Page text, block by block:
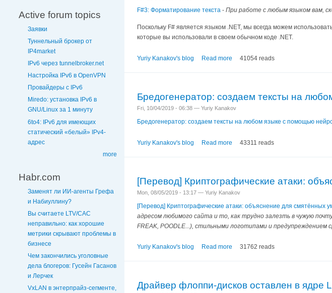
Active forum topics
Заявки
Туннельный брокер от
IP4market
IPv6 через tunnelbroker.net
Настройка IPv6 в OpenVPN
Провайдеры с IPv6
Miredo: установка IPv6 в
GNU/Linux за 1 минуту
6to4: IPv6 для имеющих
статический «белый» IPv4-
адрес
more
Habr.com
Заменят ли ИИ-агенты Грефа
и Набиуллину?
Вы считаете LTV/CAC
неправильно: как хорошие
метрики скрывают проблемы в
бизнесе
Чем закончились уголовные
дела блогеров: Гусейн Гасанов
и Лерчек
VxLAN в энтерпрайз-сегменте,
F#3: Форматирование текста - При работе с любым языком вам,
Поскольку F# является языком .NET, мы всегда можем
которые вы использовали в своем обычном коде .NET.
Yuriy Kanakov's blog Read more 41054 reads
Бредогенератор: создаем тексты на
Fri, 10/04/2019 - 06:38 — Yuriy Kanakov
Бредогенератор: создаем тексты на любом языке с помощью
Yuriy Kanakov's blog Read more 43311 reads
[Перевод] Криптографические атаки:
Mon, 08/05/2019 - 13:17 — Yuriy Kanakov
[Перевод] Криптографические атаки: объяснение для смятённых
адресом любимого сайта и то, как трудно залезть в чужую
FREAK, POODLE...), стильными логотипами и предупреждением
Yuriy Kanakov's blog Read more 31762 reads
Драйвер флоппи-дисков оставлен в ядре